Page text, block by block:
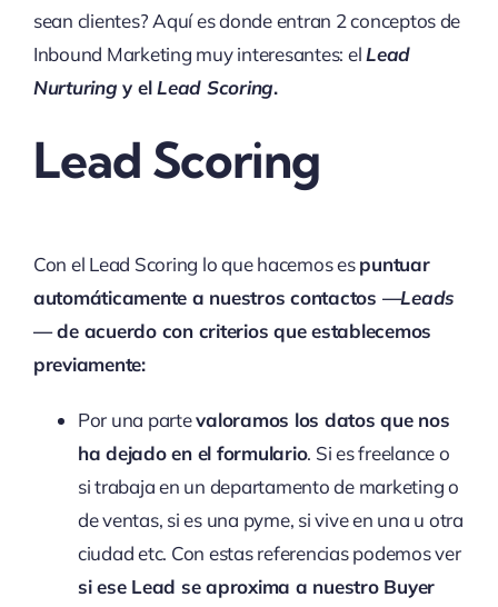
sean clientes? Aquí es donde entran 2 conceptos de
Inbound Marketing muy interesantes: elLead
Nurturing y elLead Scoring.
Lead Scoring
Con el Lead Scoring lo que hacemos espuntuar
automáticamente a nuestros contactos —Leads
—de acuerdo con criterios que establecemos
previamente:
Por una partevaloramos los datos que nos
ha dejado en el formulario. Si es freelance o
si trabaja en un departamento de marketing o
de ventas, si es una pyme, si vive en una u otra
ciudad etc. Con estas referencias podemos ver
si ese Lead se aproxima a nuestro Buyer